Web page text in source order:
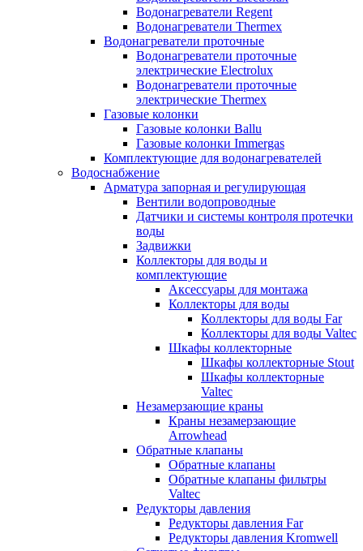
Водонагреватели Regent
Водонагреватели Thermex
Водонагреватели проточные
Водонагреватели проточные
электрические Electrolux
Водонагреватели проточные
электрические Thermex
Газовые колонки
Газовые колонки Ballu
Газовые колонки Immergas
Комплектующие для водонагревателей
Водоснабжение
Арматура запорная и регулирующая
Вентили водопроводные
Датчики и системы контроля протечки
воды
Задвижки
Коллекторы для воды и
комплектующие
Аксессуары для монтажа
Коллекторы для воды
Коллекторы для воды Far
Коллекторы для воды Valtec
Шкафы коллекторные
Шкафы коллекторные Stout
Шкафы коллекторные
Valtec
Незамерзающие краны
Краны незамерзающие
Arrowhead
Обратные клапаны
Обратные клапаны
Обратные клапаны фильтры
Valtec
Редукторы давления
Редукторы давления Far
Редукторы давления Kromwell